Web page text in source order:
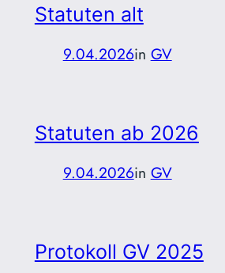
Statuten alt
9.04.2026in GV
Statuten ab 2026
9.04.2026in GV
Protokoll GV 2025